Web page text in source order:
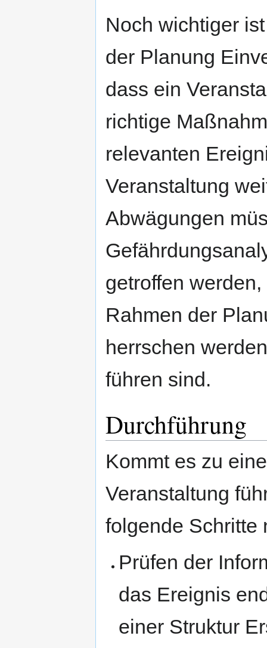
Noch wichtiger
der Planung
dass ein
richtige
relevanten
Veranstaltung
Abwägungen
getroffen
Rahmen der
herrschen
führen sind.
Durchführung
Kommt es zu
Veranstaltung
folgende Schritte
Prüfen der
das Ereignis
einer Struktur